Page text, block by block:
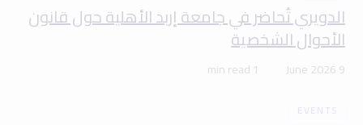
الدويري تُحاضر في جامعة إربد الأهلية حول قانون
الأحوال الشخصية
9 June 2026
1 min read
EVENTS